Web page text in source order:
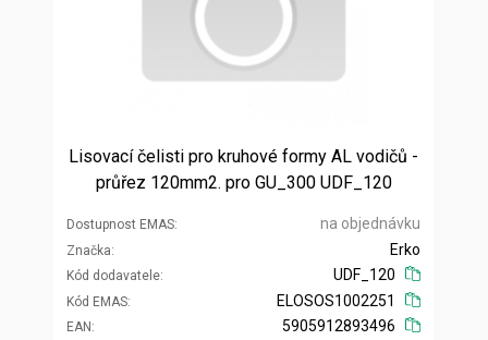
Lisovací čelisti pro kruhové formy AL vodičů -
průřez 120mm2. pro GU_300 UDF_120
Dostupnost EMAS na objednávku
Značka
Kód dodavatele
Erko
UDF_120
Kód EMAS
EAN
ELOSOS1002251
5905912893496